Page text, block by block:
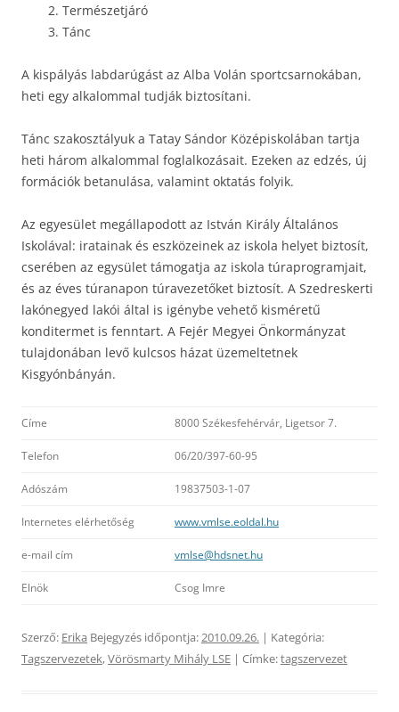
2. Természetjáró
3. Tánc
A kispályás labdarúgást az Alba Volán sportcsarnokában,
heti egy alkalommal tudják biztosítani.
Tánc szakosztályuk a Tatay Sándor Középiskolában tartja
heti három alkalommal foglalkozásait. Ezeken az edzés, új
formációk betanulása, valamint oktatás folyik.
Az egyesület megállapodott az István Király Általános
Iskolával: iratainak és eszközeinek az iskola helyet biztosít,
cserében az egysület támogatja az iskola túraprogramjait,
és az éves túranapon túravezetőket biztosít. A Szedreskerti
lakónegyed lakói által is igénybe vehető kisméretű
konditermet is fenntart. A Fejér Megyei Önkormányzat
tulajdonában levő kulcsos házat üzemeltetnek
Kisgyónbányán.
Címe 8000 Székesfehérvár, Ligetsor 7.
Telefon 06/20/397-60-95
Adószám 19837503-1-07
Internetes elérhetőség www.vmlse.eoldal.hu
e-mail cím vmlse@hdsnet.hu
Elnök Csog Imre
Szerző: Erika Bejegyzés időpontja: 2010.09.26. | Kategória:
Tagszervezetek,Vörösmarty Mihály LSE | Címke:tagszervezet